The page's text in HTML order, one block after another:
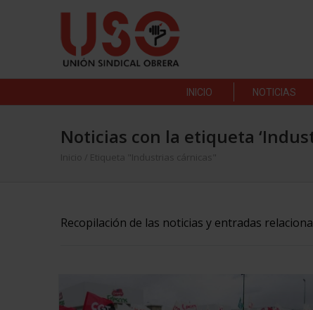
INICIO NOTICIAS
Noticias con la etiqueta
Inicio Etiqueta "Industrias cárnicas"
Recopilación de las noticias y entradas